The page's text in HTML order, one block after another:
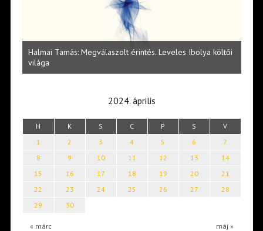
Halmai Tamás: Megválaszolt érintés. Leveles Ibolya költői
világa
2024. április
H K S C P S V
« márc máj »
1 2 3 4 5 6
7
8
9 10 11 12 13
14
15
16 17 18 19 20
21
22
23 24 25 26 27
28
29
30